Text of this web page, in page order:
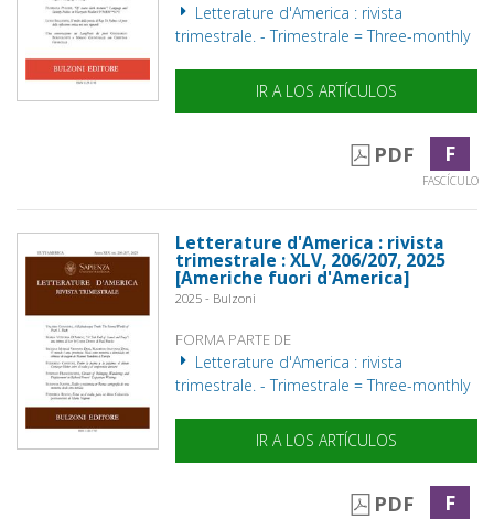
Letterature d'America : rivista
trimestrale. - Trimestrale = Three-monthly
IR A LOS ARTÍCULOS
PDF F
FASCÍCULO
Letterature d'America : rivista
trimestrale : XLV, 206/207, 2025
[Americhe fuori d'America]
2025 - Bulzoni
FORMA PARTE DE
Letterature d'America : rivista
trimestrale. - Trimestrale = Three-monthly
IR A LOS ARTÍCULOS
PDF F